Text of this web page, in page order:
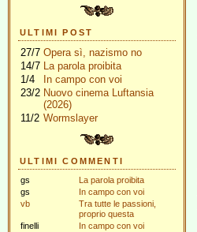
ULTIMI POST
27/7 Opera sì, nazismo no
14/7 La parola proibita
1/4
In campo con voi
23/2 Nuovo cinema Luftansia
(2026)
11/2 Wormslayer
ULTIMI COMMENTI
gs
La parola proibita
gs
In campo con voi
vb
Tra tutte le passioni,
proprio questa
finelli
In campo con voi